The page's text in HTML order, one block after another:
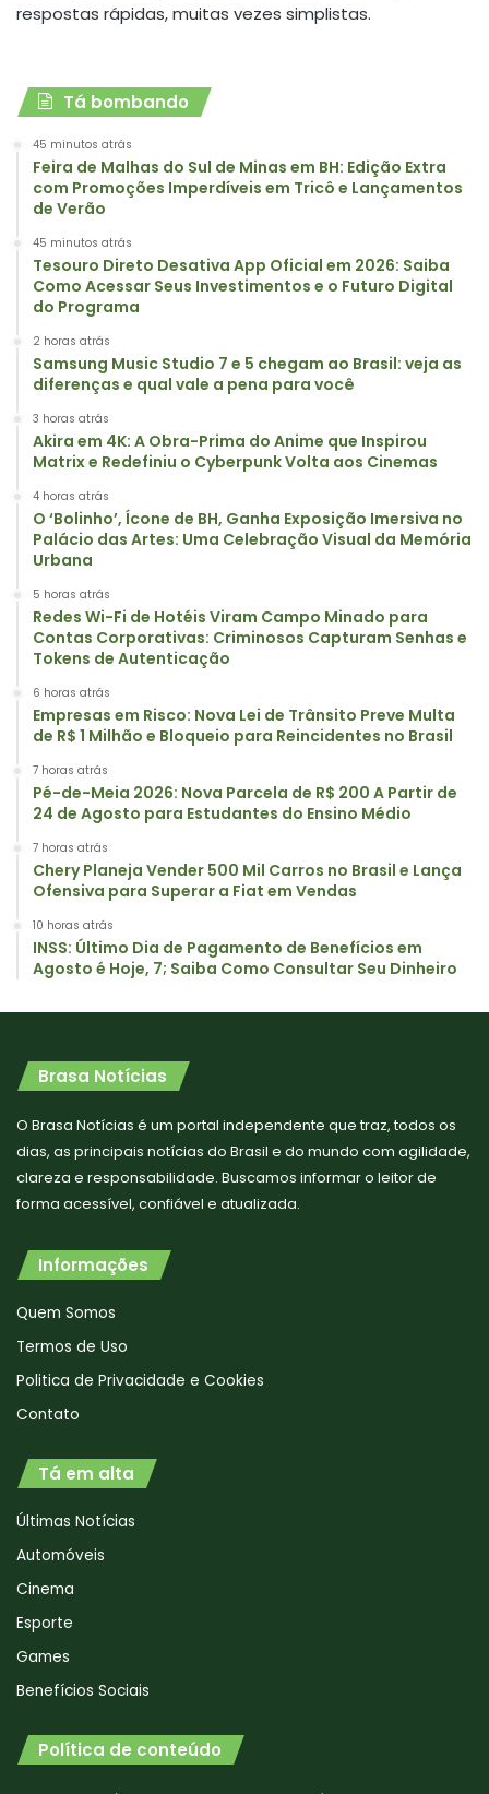
respostas rápidas, muitas vezes simplistas.
Tá bombando
45 minutos atrás
Feira de Malhas do Sul de Minas em BH: Edição Extra
com Promoções Imperdíveis em Tricô e Lançamentos
de Verão
45 minutos atrás
Tesouro Direto Desativa App Oficial em 2026: Saiba
Como Acessar Seus Investimentos e o Futuro Digital
do Programa
2 horas atrás
Samsung Music Studio 7 e 5 chegam ao Brasil: veja as
diferenças e qual vale a pena para você
3 horas atrás
Akira em 4K: A Obra-Prima do Anime que Inspirou
Matrix e Redefiniu o Cyberpunk Volta aos Cinemas
4 horas atrás
O ‘Bolinho’, Ícone de BH, Ganha Exposição Imersiva no
Palácio das Artes: Uma Celebração Visual da Memória
Urbana
5 horas atrás
Redes Wi-Fi de Hotéis Viram Campo Minado para
Contas Corporativas: Criminosos Capturam Senhas e
Tokens de Autenticação
6 horas atrás
Empresas em Risco: Nova Lei de Trânsito Preve Multa
de R$ 1 Milhão e Bloqueio para Reincidentes no Brasil
7 horas atrás
Pé-de-Meia 2026: Nova Parcela de R$ 200 A Partir de
24 de Agosto para Estudantes do Ensino Médio
7 horas atrás
Chery Planeja Vender 500 Mil Carros no Brasil e Lança
Ofensiva para Superar a Fiat em Vendas
10 horas atrás
INSS: Último Dia de Pagamento de Benefícios em
Agosto é Hoje, 7; Saiba Como Consultar Seu Dinheiro
Brasa Notícias
O Brasa Notícias é um portal independente que traz, todos os
dias, as principais notícias do Brasil e do mundo com agilidade,
clareza e responsabilidade. Buscamos informar o leitor de
forma acessível, confiável e atualizada.
Informações
Quem Somos
Termos de Uso
Politica de Privacidade e Cookies
Contato
Tá em alta
Últimas Notícias
Automóveis
Cinema
Esporte
Games
Benefícios Sociais
Política de conteúdo